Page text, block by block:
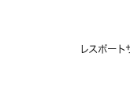
レスポー